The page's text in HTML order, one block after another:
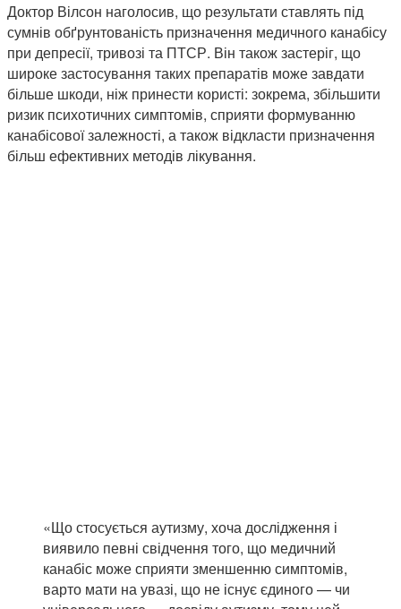
Доктор Вілсон наголосив, що результати ставлять під
сумнів обґрунтованість призначення медичного канабісу
при депресії, тривозі та ПТСР. Він також застеріг, що
широке застосування таких препаратів може завдати
більше шкоди, ніж принести користі: зокрема, збільшити
ризик психотичних симптомів, сприяти формуванню
канабісової залежності, а також відкласти призначення
більш ефективних методів лікування.
«Що стосується аутизму, хоча дослідження і
виявило певні свідчення того, що медичний
канабіс може сприяти зменшенню симптомів,
варто мати на увазі, що не існує єдиного — чи